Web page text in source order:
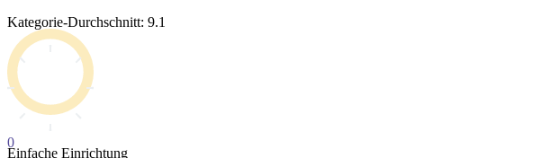
Kategorie-Durchschnitt: 9.1
0
Einfache Einrichtung